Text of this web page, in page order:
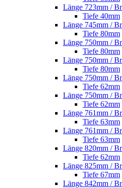
Länge 723mm /
Tiefe 40mm
Länge 745mm /
Tiefe 80mm
Länge 750mm /
Tiefe 80mm
Länge 750mm /
Tiefe 80mm
Länge 750mm /
Tiefe 62mm
Länge 750mm /
Tiefe 62mm
Länge 761mm /
Tiefe 63mm
Länge 761mm /
Tiefe 63mm
Länge 820mm /
Tiefe 62mm
Länge 825mm /
Tiefe 67mm
Länge 842mm /